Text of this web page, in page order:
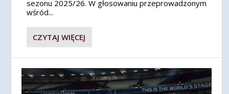
sezonu 2025/26. W głosowaniu przeprowadzonym
wśród...
CZYTAJ WIĘCEJ